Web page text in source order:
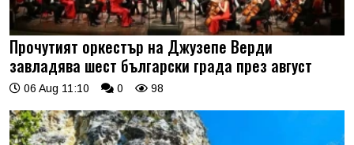
Прочутият оркестър на Джузепе Верди
завладява шест български града през август
06 Aug 11:10 0 98